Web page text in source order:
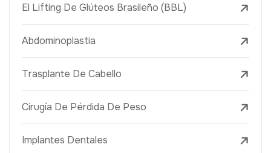
El Lifting De Glúteos Brasileño (BBL)
Abdominoplastia
Trasplante De Cabello
Cirugía De Pérdida De Peso
Implantes Dentales